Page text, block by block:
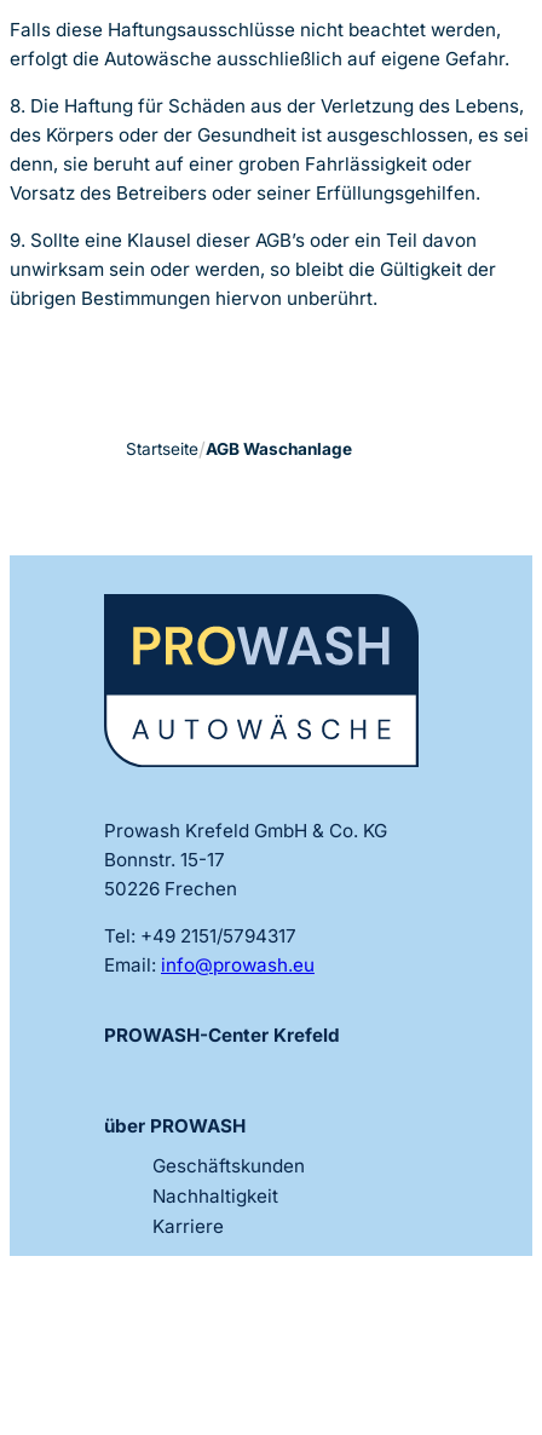
Falls diese Haftungsausschlüsse nicht beachtet werden,
erfolgt die Autowäsche ausschließlich auf eigene Gefahr.
8. Die Haftung für Schäden aus der Verletzung des Lebens,
des Körpers oder der Gesundheit ist ausgeschlossen, es sei
denn, sie beruht auf einer groben Fahrlässigkeit oder
Vorsatz des Betreibers oder seiner Erfüllungsgehilfen.
9. Sollte eine Klausel dieser AGB’s oder ein Teil davon
unwirksam sein oder werden, so bleibt die Gültigkeit der
übrigen Bestimmungen hiervon unberührt.
Startseite AGB Waschanlage
Prowash Krefeld GmbH & Co. KG
Bonnstr. 15-17
50226 Frechen
Tel: +49 2151/5794317
Email: info@prowash.eu
PROWASH-Center Krefeld
über PROWASH
Geschäftskunden
Nachhaltigkeit
Karriere